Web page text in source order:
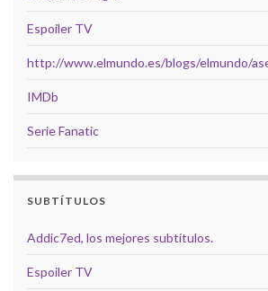
Espoiler TV
http://www.elmundo.es/blogs/elmundo/
IMDb
Serie Fanatic
SUBTÍTULOS
Addic7ed, los mejores subtítulos.
Espoiler TV